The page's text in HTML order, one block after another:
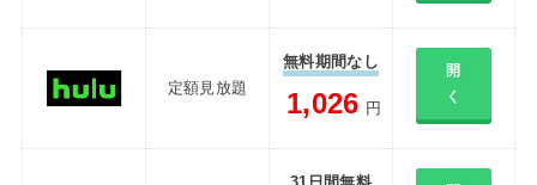
定額見放題
無料期間なし
1,026 円
開
く